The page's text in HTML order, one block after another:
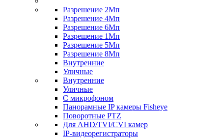
Разрешение 2Мп
Разрешение 4Мп
Разрешение 6Мп
Разрешение 1Мп
Разрешение 5Мп
Разрешение 8Мп
Внутренние
Уличные
Внутренние
Уличные
С микрофоном
Панорамные IP камеры Fisheye
Поворотные PTZ
Для AHD/TVI/CVI камер
IP-видеорегистраторы